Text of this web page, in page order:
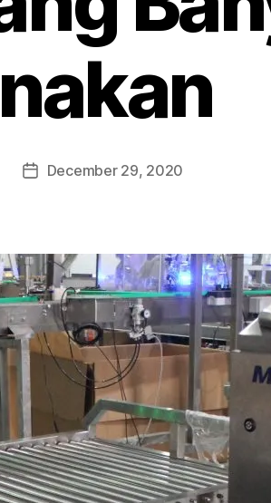
December 29, 2020